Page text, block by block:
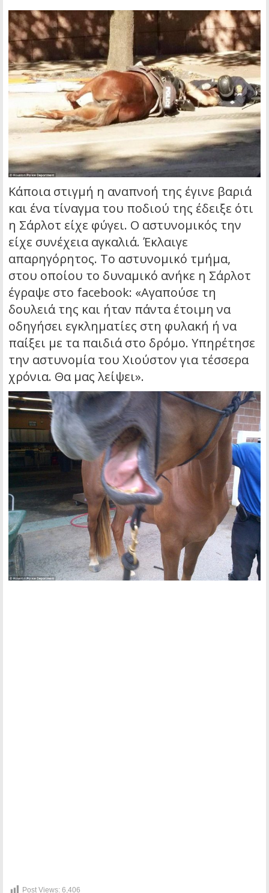
Κάποια στιγμή η αναπνοή της έγινε βαριά
και ένα τίναγμα του ποδιού της έδειξε ότι
η Σάρλοτ είχε φύγει. Ο αστυνομικός την
είχε συνέχεια αγκαλιά. Έκλαιγε
απαρηγόρητος. Το αστυνομικό τμήμα,
στου οποίου το δυναμικό ανήκε η Σάρλοτ
έγραψε στο facebook: «Αγαπούσε τη
δουλειά της και ήταν πάντα έτοιμη να
οδηγήσει εγκληματίες στη φυλακή ή να
παίξει με τα παιδιά στο δρόμο. Υπηρέτησε
την αστυνομία του Χιούστον για τέσσερα
χρόνια. Θα μας λείψει».
Post Views: 6,406